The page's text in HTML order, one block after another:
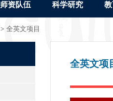
师资队伍 科学研究
> 全英文项目
全英文项